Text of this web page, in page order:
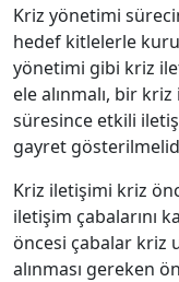
Kriz yönetimi
hedef kitlelerle
yönetimi gibi kriz
ele alınmalı, bir
süresince etkili
gayret
Kriz iletişimi kriz
iletişim çabalarını
öncesi çabalar kriz
alınması gereken